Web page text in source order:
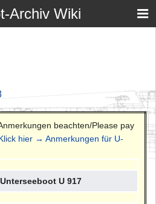
Archiv Wiki
beachten/Please pay
hier → Anmerkungen für U-
Unterseeboot U 917